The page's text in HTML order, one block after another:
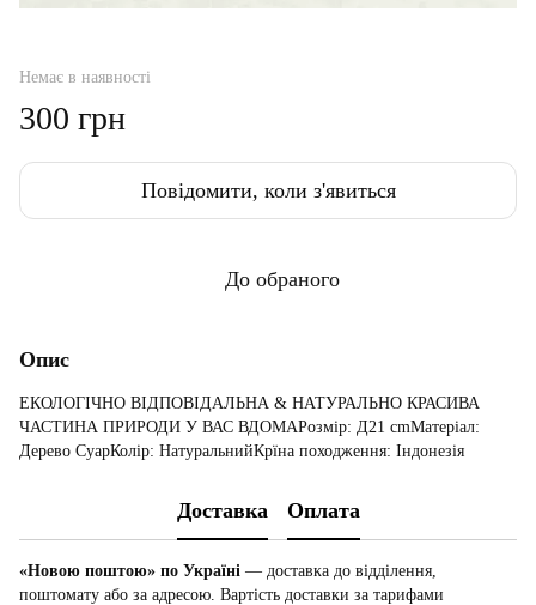
Немає в наявності
300 грн
Повідомити, коли з'явиться
До обраного
Опис
ЕКОЛОГІЧНО ВІДПОВІДАЛЬНА & НАТУРАЛЬНО КРАСИВА
ЧАСТИНА ПРИРОДИ У ВАС ВДОМАРозмір: Д21 cmМатеріал:
Дерево СуарКолір: НатуральнийКрїна походження: Індонезія
Доставка Оплата
«Новою поштою» по Україні — доставка до відділення,
поштомату або за адресою. Вартість доставки за тарифами